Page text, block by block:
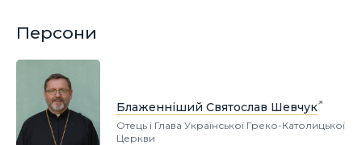
Персони
Блаженніший Святослав Шевчук
Отець і Глава Української Греко-Католицької
Церкви